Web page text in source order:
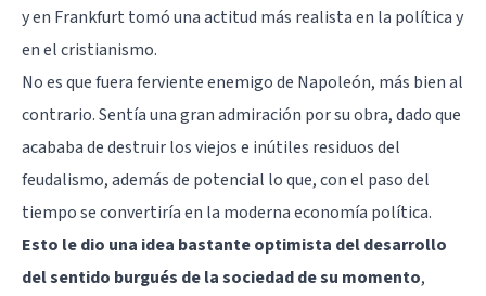
y en Frankfurt tomó una actitud más realista en la política y
en el cristianismo.
No es que fuera ferviente enemigo de Napoleón, más bien al
contrario. Sentía una gran admiración por su obra, dado que
acababa de destruir los viejos e inútiles residuos del
feudalismo, además de potencial lo que, con el paso del
tiempo se convertiría en la moderna economía política.
Esto le dio una idea bastante optimista del desarrollo
del sentido burgués de la sociedad de su momento,